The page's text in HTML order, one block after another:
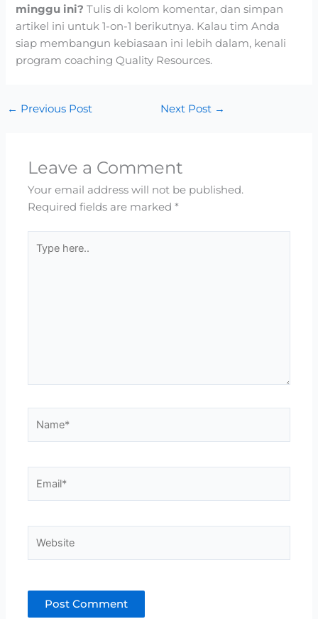
minggu ini? Tulis di kolom komentar, dan simpan
artikel ini untuk 1-on-1 berikutnya. Kalau tim Anda
siap membangun kebiasaan ini lebih dalam, kenali
program coaching Quality Resources.
← Previous Post Next Post →
Leave a Comment
Your email address will not be published.
Required fields are marked*
here..